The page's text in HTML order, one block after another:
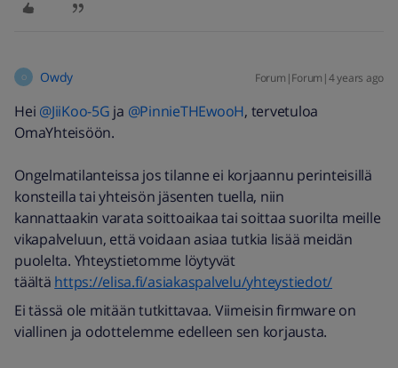
O Owdy Forum|Forum|4 years ago
Hei @JiiKoo-5G ja @PinnieTHEwooH, tervetuloa
OmaYhteisöön.
Ongelmatilanteissa jos tilanne ei korjaannu perinteisillä
konsteilla tai yhteisön jäsenten tuella, niin
kannattaakin varata soittoaikaa tai soittaa suorilta meille
vikapalveluun, että voidaan asiaa tutkia lisää meidän
puolelta. Yhteystietomme löytyvät
täältä https://elisa.fi/asiakaspalvelu/yhteystiedot/
Ei tässä ole mitään tutkittavaa. Viimeisin firmware on
viallinen ja odottelemme edelleen sen korjausta.